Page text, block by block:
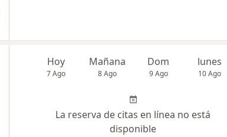
Hoy
7 Ago
Mañana
8 Ago
Dom
9 Ago
lunes
10 Ago
La reserva de citas en línea no está
disponible